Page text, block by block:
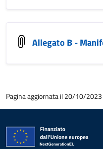
Allegato B -
Pagina aggiornata il 20/10/2023